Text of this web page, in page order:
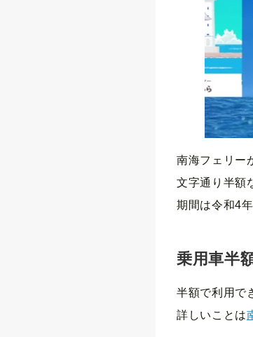
南海フェリー
文字通り半額
期間は令和4
乗用車半
半額で利用で
詳しいことは